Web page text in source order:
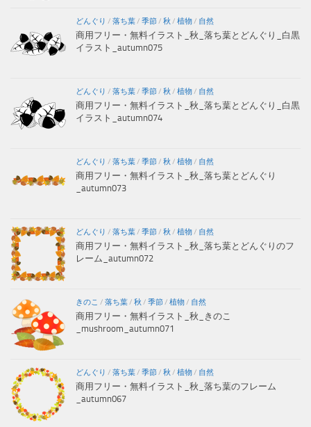
どんぐり / 落ち葉 / 季節 / 秋 / 植物 / 自然
商用フリー・無料イラスト_秋_落ち葉とどんぐり_白黒
イラスト_autumn075
どんぐり / 落ち葉 / 季節 / 秋 / 植物 / 自然
商用フリー・無料イラスト_秋_落ち葉とどんぐり_白黒
イラスト_autumn074
どんぐり / 落ち葉 / 季節 / 秋 / 植物 / 自然
商用フリー・無料イラスト_秋_落ち葉とどんぐり
_autumn073
どんぐり / 落ち葉 / 季節 / 秋 / 植物 / 自然
商用フリー・無料イラスト_秋_落ち葉とどんぐりのフ
レーム_autumn072
きのこ / 落ち葉 / 秋 / 季節 / 植物 / 自然
商用フリー・無料イラスト_秋_きのこ
_mushroom_autumn071
どんぐり / 落ち葉 / 季節 / 秋 / 植物 / 自然
商用フリー・無料イラスト_秋_落ち葉のフレーム
_autumn067